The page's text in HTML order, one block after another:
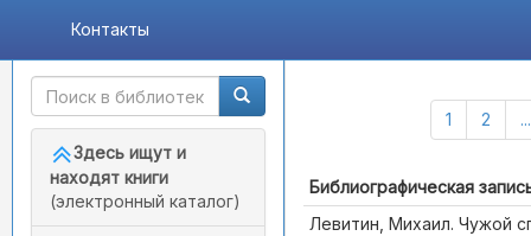
Контакты
Быстрый доступ
Здесь ищут и
находят книги
(электронный каталог)
1 2 ...
Библиографическая
Левитин, Михаил. Чужой